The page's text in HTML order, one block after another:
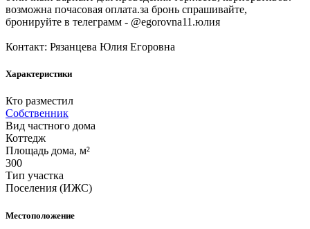
возможна почасовая оплата.за бронь спрашивайте,
бронируйте в телеграмм - @egorovna11.юлия
Контакт: Рязанцева Юлия Егоровна
Характеристики
Кто разместил
Собственник
Вид частного дома
Коттедж
Площадь дома, м²
300
Тип участка
Поселения (ИЖС)
Местоположение